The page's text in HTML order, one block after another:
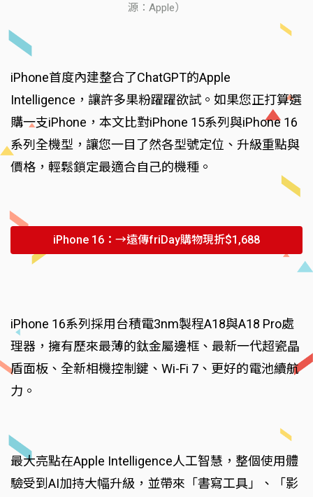
源：Apple）
iPhone首度內建整合了ChatGPT的Apple
Intelligence，讓許多果粉躍躍欲試。如果您正打算選
購一支iPhone，本文比對iPhone 15系列與iPhone 16
系列全機型，讓您一目了然各型號定位、升級重點與
價格，輕鬆鎖定最適合自己的機種。
iPhone 16：→遠傳friDay購物現折$1,688
iPhone 16系列採用台積電3nm製程A18與A18 Pro處
理器，擁有歷來最薄的鈦金屬邊框、最新一代超瓷晶
盾面板、全新相機控制鍵、Wi-Fi 7、更好的電池續航
力。
最大亮點在Apple Intelligence人工智慧，整個使用體
驗受到AI加持大幅升級，並帶來「書寫工具」、「影